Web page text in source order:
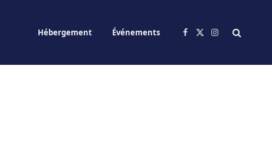
Hébergement Événements Facebook
X
Instagram